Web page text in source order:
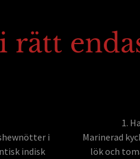
i
indisk
1.
Marinerad
lök och